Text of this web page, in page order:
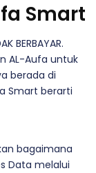
Smart
BERBAYAR.
AL-Aufa untuk
berada di
Smart berarti
bagaimana
Data melalui